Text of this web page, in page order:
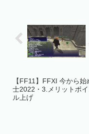
【FF11】FFXI 今から始
士2022・3.メリットポ
ル上げ